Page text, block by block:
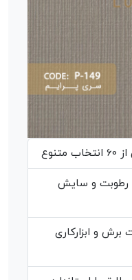
رطوبت و سایش
و ابزارکاری